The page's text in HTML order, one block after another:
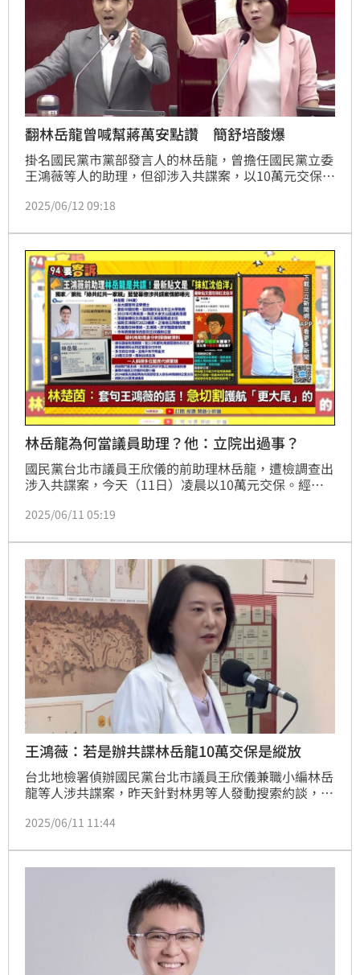
翻林岳龍曾喊幫蔣萬安點讚 簡舒培酸爆
掛名國民黨市黨部發言人的林岳龍，曾擔任國民黨立委
王鴻薇等人的助理，但卻涉入共諜案，以10萬元交保。
萬安點讚的發文大酸，蔣萬安被共諜稱讚了，蔣萬安不
2025/06/12 09:18
林岳龍為何當議員助理？他：立院出過事？
國民黨台北市議員王欣儀的前助理林岳龍，遭檢調查出
涉入共諜案，今天（11日）凌晨以10萬元交保。經了
助理，後來轉往王欣儀議員辦公室服務，並宣稱自己是
的作為反常，擔任過國會中央層級的立委助理會跑去一
個市議會，「我認為他在立法院應該出了一些事情」，
可能連王鴻薇都認為有問題。
2025/06/11 05:19
王鴻薇：若是辦共諜林岳龍10萬交保是縱放
台北地檢署偵辦國民黨台北市議員王欣儀兼職小編林岳
龍等人涉共諜案，昨天針對林男等人發動搜索約談，檢
保，並限制出境、出海。林岳龍過去曾擔任國民黨立委
薇說，如有需要，個人也願意配合檢方的調查。
2025/06/11 11:44